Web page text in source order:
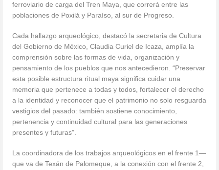
ferroviario de carga del Tren Maya, que correrá entre las
poblaciones de Poxilá y Paraíso, al sur de Progreso.
Cada hallazgo arqueológico, destacó la secretaria de Cultura
del Gobierno de México, Claudia Curiel de Icaza, amplía la
comprensión sobre las formas de vida, organización y
pensamiento de los pueblos que nos antecedieron. “Preservar
esta posible estructura ritual maya significa cuidar una
memoria que pertenece a todas y todos, fortalecer el derecho
a la identidad y reconocer que el patrimonio no solo resguarda
vestigios del pasado: también sostiene conocimiento,
pertenencia y continuidad cultural para las generaciones
presentes y futuras”.
La coordinadora de los trabajos arqueológicos en el frente 1—
que va de Texán de Palomeque, a la conexión con el frente 2,